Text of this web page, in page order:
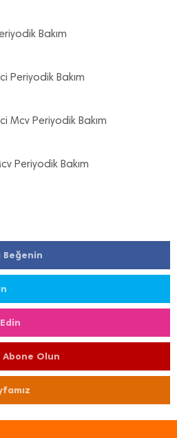
Bakım
Periyodik Bakım
Mcv Periyodik Bakım
Periyodik Bakım
Beğenin
Abone Olun